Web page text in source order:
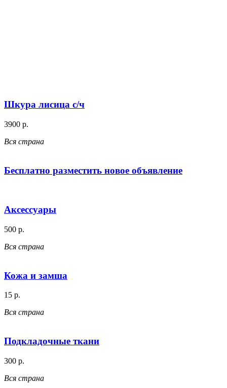
Шкура лисица с/ч
3900 р.
Вся страна
Бесплатно разместить новое объявление
Аксессуары
500 р.
Вся страна
Кожа и замша
15 р.
Вся страна
Подкладочные ткани
300 р.
Вся страна